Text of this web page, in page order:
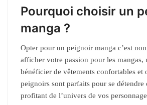
Pourquoi choisir un
manga ?
Opter pour un peignoir manga c’est
afficher votre passion pour les mangas,
bénéficier de vêtements confortables et
peignoirs sont parfaits pour se détendre
profitant de l’univers de vos